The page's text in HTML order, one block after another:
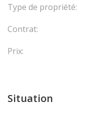
Type de propriété:
Contrat:
Prix:
Situation